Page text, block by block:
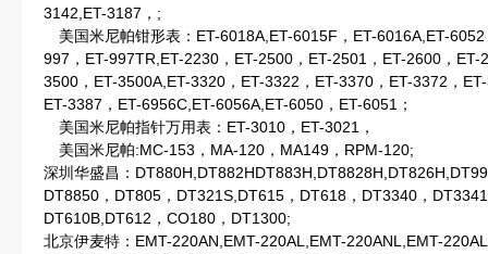
3142,ET-3187，;
美国米尼帕钳形表：ET-6018A,ET-6015F，ET-6016A,ET-
997，ET-997TR,ET-2230，ET-2500，ET-2501，ET-2600，
3500，ET-3500A,ET-3320，ET-3322，ET-3370，ET-3372，
ET-3387，ET-6956C,ET-6056A,ET-6050，ET-6051；
美国米尼帕指针万用表：ET-3010，ET-3021，
美国米尼帕:MC-153，MA-120，MA149，RPM-120;
深圳华盛昌：
DT8850，DT805，DT321S,DT615，DT618，DT3340，
DT610B,DT612，CO180，DT1300;
北京伊麦特：EMT-220AN,EMT-220AL,EMT-220ANL,EMT-